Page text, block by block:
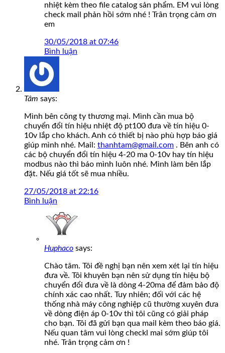
nhiệt kèm theo file catalog sản phẩm. EM vui lòng
check mail phản hồi sớm nhé ! Trân trọng cảm ơn
em
30/05/2018 at 07:46
Bình luận
Tâm says:
Mình bên công ty thương mại. Mình cần mua bộ
chuyển đổi tín hiệu nhiệt độ pt100 đưa về tín hiệu 0-
10v lắp cho khách. Anh có thiết bị nào phù hợp báo giá
giúp mình nhé. Mail: thanhtam@gmail.com . Bên anh có
các bộ chuyển đổi tín hiệu 4-20 ma 0-10v hay tín hiệu
modbus nào thì báo mình luôn nhé. Mình làm bên lắp
đặt. Nếu giá tốt sẽ mua nhiều.
27/05/2018 at 22:16
Bình luận
Huphaco says:
Chào tâm. Tôi đề nghị bạn nên xem xét lại tín hiệu
đưa về. Tôi khuyên bạn nên sử dụng tín hiệu bộ
chuyển đổi đưa về là dòng 4-20ma để đảm bảo độ
chính xác cao nhất. Tuy nhiên; đối với các hệ
thống nhà máy công nghiệp cũ thường xuyên đưa
về dòng điện áp 0-10v thì tôi cũng có giải pháp
cho bạn. Tôi đã gửi bạn qua mail kèm theo báo giá.
Nếu quan tâm vui lòng checkl mai sớm giúp tôi
nhé. Trân trọng cảm ơn !